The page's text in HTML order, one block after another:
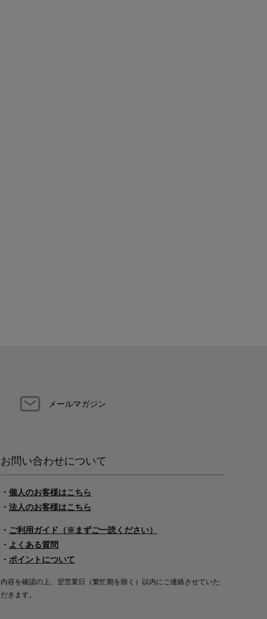
メールマガジン
お問い合わせについて
・ 個人のお客様はこちら
・ 法人のお客様はこちら
・ ご利用ガイド（※まずご一読ください）
・ よくある質問
・ ポイントについて
内容を確認の上、翌営業日（繁忙期を除く）以内にご連絡させていた
だきます。